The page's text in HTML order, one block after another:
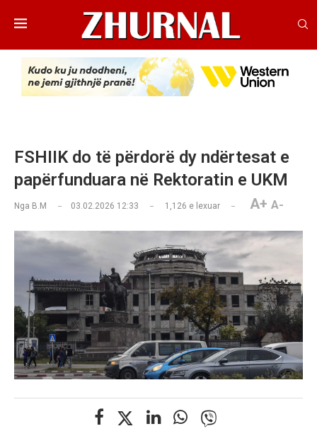
FSHIIK do të përdorë dy ndërtesat e
papërfunduara në Rektoratin e UKM
Nga B.M 03.02.2026 12:33 1,126 e lexuar A+ A-